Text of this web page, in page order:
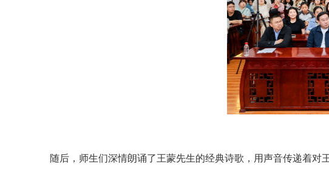
随后，师生们深情朗诵了王蒙先生的经典诗歌，用声音传递着